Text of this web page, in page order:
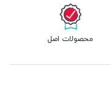
محصولات اصل